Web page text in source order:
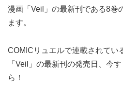
漫画「Veil」の最新刊である8巻
ます。
COMICリュエルで連載されてい
「Veil」の最新刊の発売日、今
ら！